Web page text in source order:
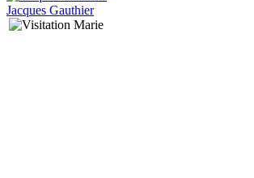
Jacques Gauthier